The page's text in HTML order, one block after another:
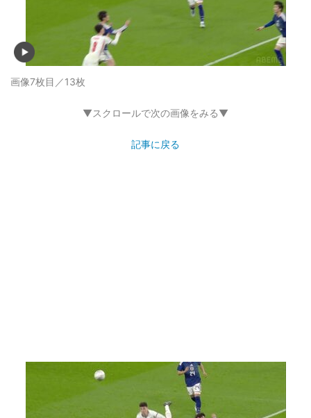
画像7枚目／13枚
▼スクロールで次の画像をみる▼
記事に戻る